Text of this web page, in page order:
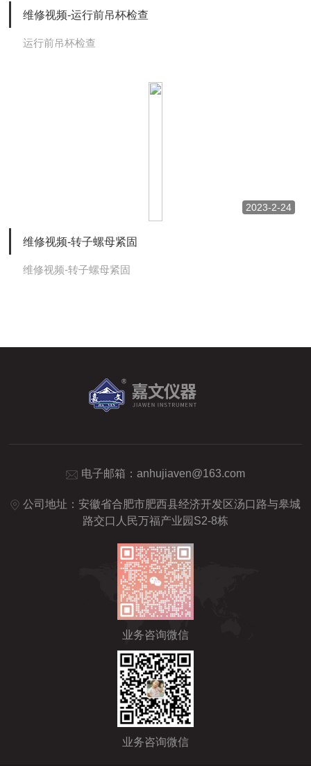
维修视频-运行前吊杯检查
运行前吊杯检查
2023-2-24
维修视频-转子螺母紧固
维修视频-转子螺母紧固
电子邮箱： anhujiaven@163.com
公司地址：安徽省合肥市肥西县经济开发区汤口路与皋城
路交口人民万福产业园S2-8栋
业务咨询微信
业务咨询微信